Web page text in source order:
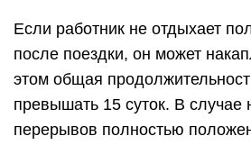
Если работник не отдыхает
после поездки, он может
этом общая
превышать 15 суток. В случае
перерывов полностью